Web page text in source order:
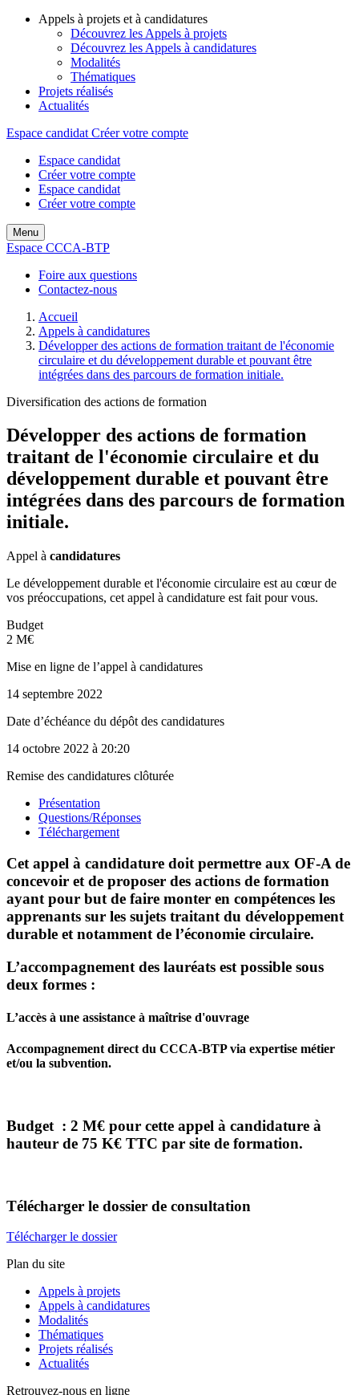
Appels à projets et à candidatures
Découvrez les Appels à projets
Découvrez les Appels à candidatures
Modalités
Thématiques
Projets réalisés
Actualités
Espace candidat Créer votre compte
Espace candidat
Créer votre compte
Espace candidat
Créer votre compte
Menu
Espace CCCA-BTP
Foire aux questions
Contactez-nous
Accueil
Appels à candidatures
Développer des actions de formation traitant de l'économie
circulaire et du développement durable et pouvant être
intégrées dans des parcours de formation initiale.
Diversification des actions de formation
Développer des actions de formation
traitant de l'économie circulaire et du
développement durable et pouvant être
intégrées dans des parcours de formation
initiale.
Appel à candidatures
Le développement durable et l'économie circulaire est au cœur de
vos préoccupations, cet appel à candidature est fait pour vous.
Budget
2 M€
Mise en ligne de l’appel à candidatures
14 septembre 2022
Date d’échéance du dépôt des candidatures
14 octobre 2022 à 20:20
Remise des candidatures clôturée
Présentation
Questions/Réponses
Téléchargement
Cet appel à candidature doit permettre aux OF-A de
concevoir et de proposer des actions de formation
ayant pour but de faire monter en compétences les
apprenants sur les sujets traitant du développement
durable et notamment de l’économie circulaire.
L’accompagnement des lauréats est possible sous
deux formes :
L’accès à une assistance à maîtrise d'ouvrage
Accompagnement direct du CCCA-BTP via expertise métier
et/ou la subvention.
Budget : 2 M€ pour cette appel à candidature à
hauteur de 75 K€ TTC par site de formation.
Télécharger le dossier de consultation
Télécharger le dossier
Plan du site
Appels à projets
Appels à candidatures
Modalités
Thématiques
Projets réalisés
Actualités
Retrouvez-nous en ligne